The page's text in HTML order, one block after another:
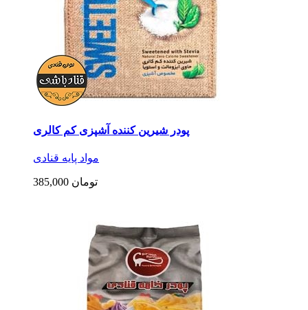
پودر شیرین کننده آشپزی کم کالری
مواد پایه قنادی
385,000 تومان